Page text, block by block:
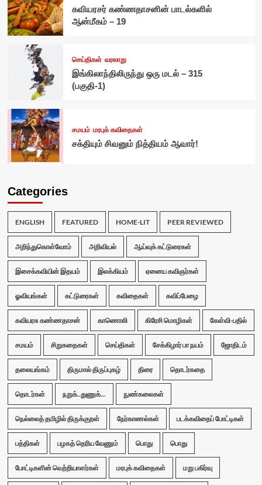
கவியரசர் கண்ணதாசனின் பாடல்களில்
ஆன்மீகம் – 19
செய்திகள் வரலாறு
இங்கிலாந்திலிருந்து ஒரு மடல் – 315
(பகுதி-1)
சமயம் மரபுக் கவிதைகள்
சக்தியும் சிவனும் நித்தியம் ஆவார்!
Categories
ENGLISH FEATURED HOME-LIT PEER REVIEWED
அறிந்துகொள்வோம் அறிவியல் ஆய்வுக் கட்டுரைகள்
இசைக்கவியின் இதயம் இலக்கியம் ஏனைய கவிஞர்கள்
ஓவியங்கள் கட்டுரைகள் கவிதைகள் கவிப்பேழை
கவியரசு கண்ணதாசன் காணொலி கிரேசி மொழிகள் கேள்வி-பதில்
சமயம் சிறுகதைகள் செய்திகள் சேக்கிழார் பா நயம் ஜோதிடம்
தலையங்கம் திருமால் திருப்புகழ் திரை தொடர்கதை
தொடர்கள் நறுக்..துணுக்... நுண்கலைகள்
நெல்லைத் தமிழில் திருக்குறள் நேர்காணல்கள் படக்கவிதைப் போட்டிகள்
பத்திகள் பழகத் தெரிய வேணும் பொது பொது
போட்டிகளின் வெற்றியாளர்கள் மரபுக் கவிதைகள் மறு பகிர்வு